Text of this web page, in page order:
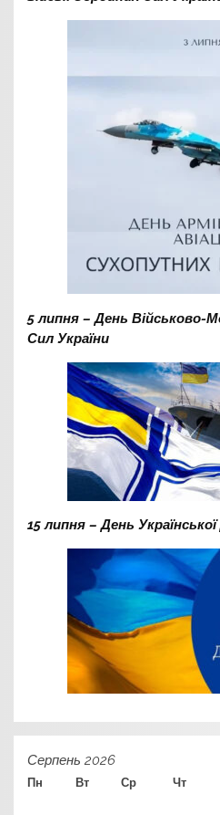
5 липня – День Військово-
Сил України
15 липня – День
Серпень 2026
Пн Вт Ср Чт